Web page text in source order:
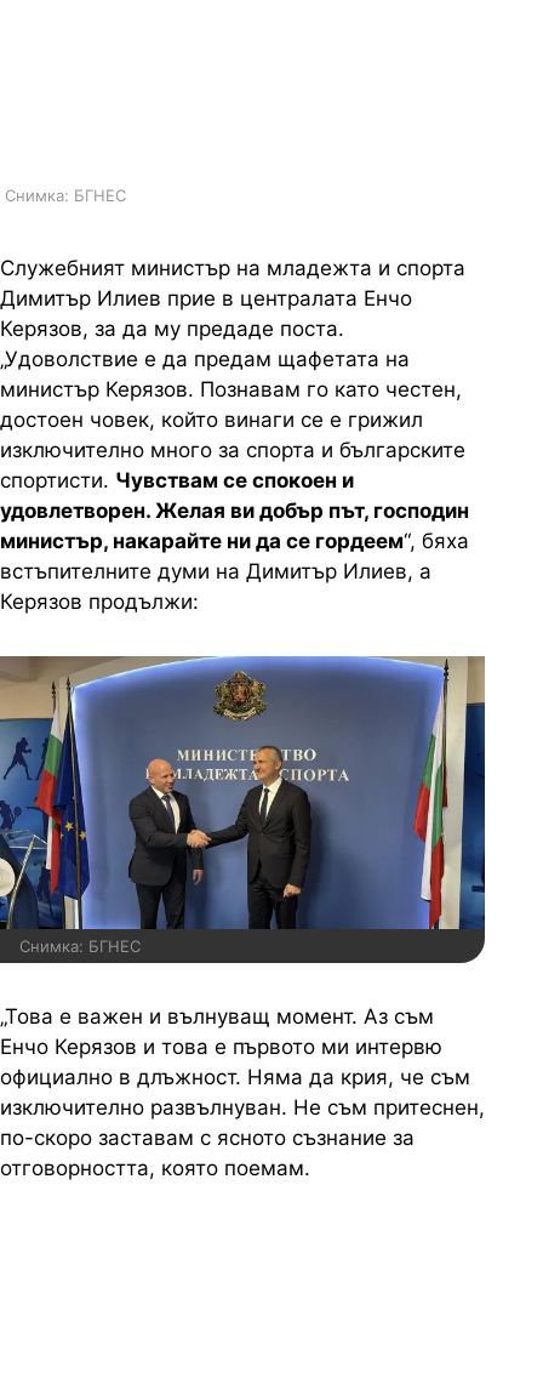
Снимка: БГНЕС
Служебният министър на младежта и спорта
Димитър Илиев прие в централата Енчо
Керязов, за да му предаде поста.
„Удоволствие е да предам щафетата на
министър Керязов. Познавам го като честен,
достоен човек, който винаги се е грижил
изключително много за спорта и българските
спортисти. Чувствам се спокоен и
удовлетворен. Желая ви добър път, господин
министър, накарайте ни да се гордеем“, бяха
встъпителните думи на Димитър Илиев, а
Керязов продължи:
Снимка: БГНЕС
„Това е важен и вълнуващ момент. Аз съм
Енчо Керязов и това е първото ми интервю
официално в длъжност. Няма да крия, че съм
изключително развълнуван. Не съм притеснен,
по-скоро заставам с ясното съзнание за
отговорността, която поемам.